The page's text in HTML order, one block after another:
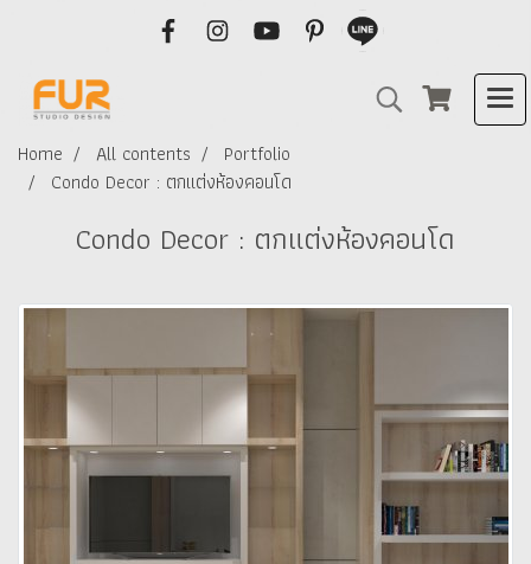
Home All contents
Portfolio
Condo Decor : ตกแต่งห้องคอนโด
Condo Decor : ตกแต่งห้องคอนโด